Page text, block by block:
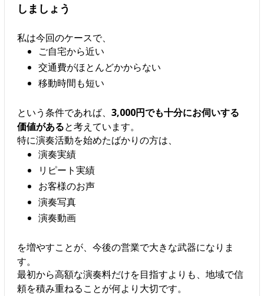
しましょう
私は今回のケースで、
ご自宅から近い
交通費がほとんどかからない
移動時間も短い
という条件であれば、 3,000円でも十分にお伺いする
価値があると考えています。
特に演奏活動を始めたばかりの方は、
演奏実績
リピート実績
お客様のお声
演奏写真
演奏動画
を増やすことが、今後の営業で大きな武器になりま
す。
最初から高額な演奏料だけを目指すよりも、地域で信
頼を積み重ねることが何より大切です。